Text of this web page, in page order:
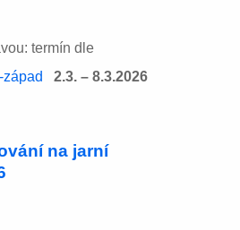
termín dle
2.3. – 8.3.2026
na jarní